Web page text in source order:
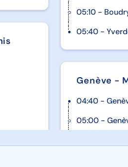
lagune
un
05:10 -
05:40 -
Genève -
04:40 -
05:00 -